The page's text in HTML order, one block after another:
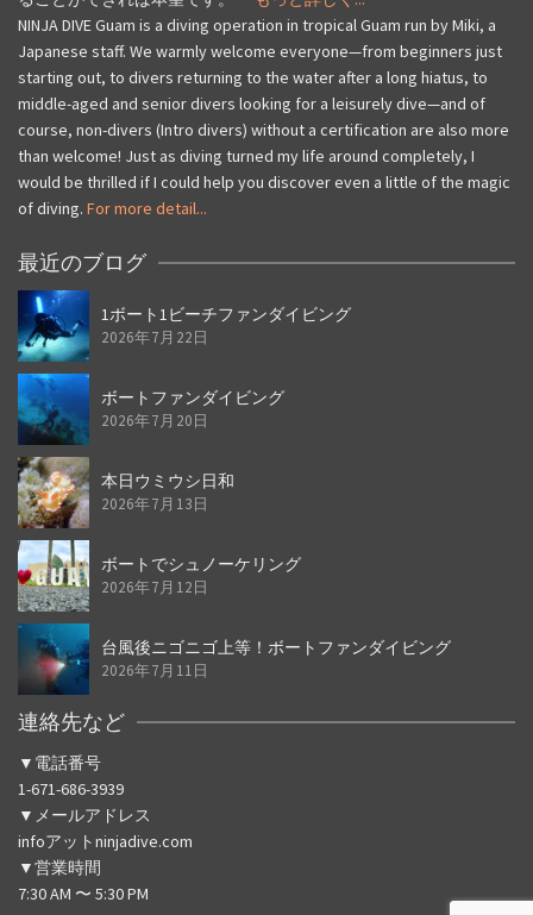
NINJA DIVE Guam is a diving operation in tropical Guam run by Miki, a
Japanese staff. We warmly welcome everyone—from beginners just
starting out, to divers returning to the water after a long hiatus, to
middle-aged and senior divers looking for a leisurely dive—and of
course, non-divers (Intro divers) without a certification are also more
than welcome! Just as diving turned my life around completely, I
would be thrilled if I could help you discover even a little of the magic
of diving. For more detail...
最近のブログ
1ボート1ビーチファンダイビング
2026年7月22日
ボートファンダイビング
2026年7月20日
本日ウミウシ日和
2026年7月13日
ボートでシュノーケリング
2026年7月12日
台風後ニゴニゴ上等！ボートファンダイビング
2026年7月11日
連絡先など
▼電話番号
1-671-686-3939
▼メールアドレス
infoアットninjadive.com
▼営業時間
7:30 AM 〜 5:30 PM